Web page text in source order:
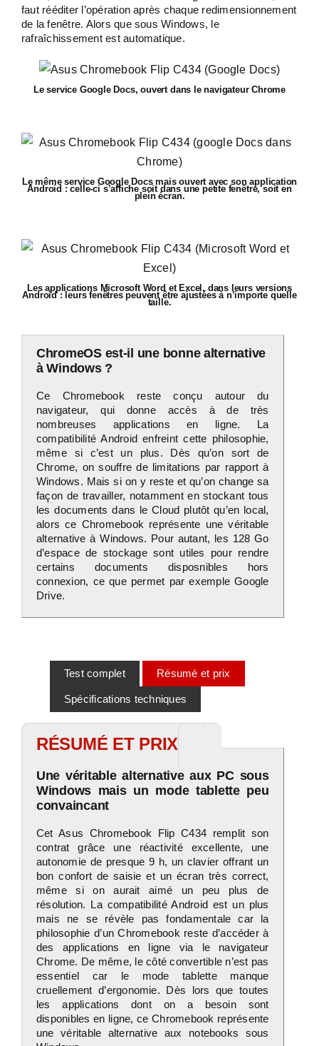
faut rééditer l’opération après chaque redimensionnement
de la fenêtre. Alors que sous Windows, le
rafraîchissement est automatique.
Le service Google Docs, ouvert dans le navigateur Chrome
Le même service Google Docs mais ouvert avec son application
Android : celle-ci s’affiche soit dans une petite fenêtre, soit en
plein écran.
Les applications Microsoft Word et Excel, dans leurs versions
Android : leurs fenêtres peuvent être ajustées à n’importe quelle
taille.
ChromeOS est-il une bonne alternative
à Windows ?
Ce Chromebook reste conçu autour du
navigateur, qui donne accès à de très
nombreuses applications en ligne. La
compatibilité Android enfreint cette philosophie,
même si c’est un plus. Dès qu’on sort de
Chrome, on souffre de limitations par rapport à
Windows. Mais si on y reste et qu’on change sa
façon de travailler, notamment en stockant tous
les documents dans le Cloud plutôt qu’en local,
alors ce Chromebook représente une véritable
alternative à Windows. Pour autant, les 128 Go
d’espace de stockage sont utiles pour rendre
certains documents disposnibles hors
connexion, ce que permet par exemple Google
Drive.
Test complet Résumé et prix
Spécifications techniques
RÉSUMÉ ET PRIX
Une véritable alternative aux PC sous
Windows mais un mode tablette peu
convaincant
Cet Asus Chromebook Flip C434 remplit son
contrat grâce une réactivité excellente, une
autonomie de presque 9 h, un clavier offrant un
bon confort de saisie et un écran très correct,
même si on aurait aimé un peu plus de
résolution. La compatibilité Android est un plus
mais ne se révèle pas fondamentale car la
philosophie d’un Chromebook reste d’accéder à
des applications en ligne via le navigateur
Chrome. De même, le côté convertible n’est pas
essentiel car le mode tablette manque
cruellement d’ergonomie. Dès lors que toutes
les applications dont on a besoin sont
disponibles en ligne, ce Chromebook représente
une véritable alternative aux notebooks sous